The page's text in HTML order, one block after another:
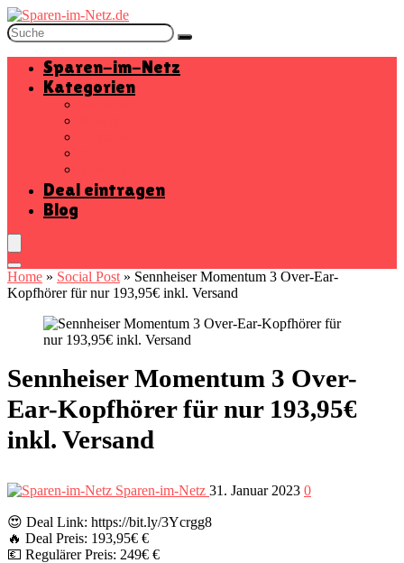
Sparen-im-Netz
Kategorien
Deal eintragen
Blog
Home » Social Post » Sennheiser Momentum 3 Over-Ear-
Kopfhörer für nur 193,95€ inkl. Versand
Sennheiser Momentum 3 Over-
Ear-Kopfhörer für nur 193,95€
inkl. Versand
Sparen-im-Netz 31. Januar 2023 0
😍 Deal Link: https://bit.ly/3Ycrgg8
🔥 Deal Preis: 193,95€ €
💶 Regulärer Preis: 249€ €